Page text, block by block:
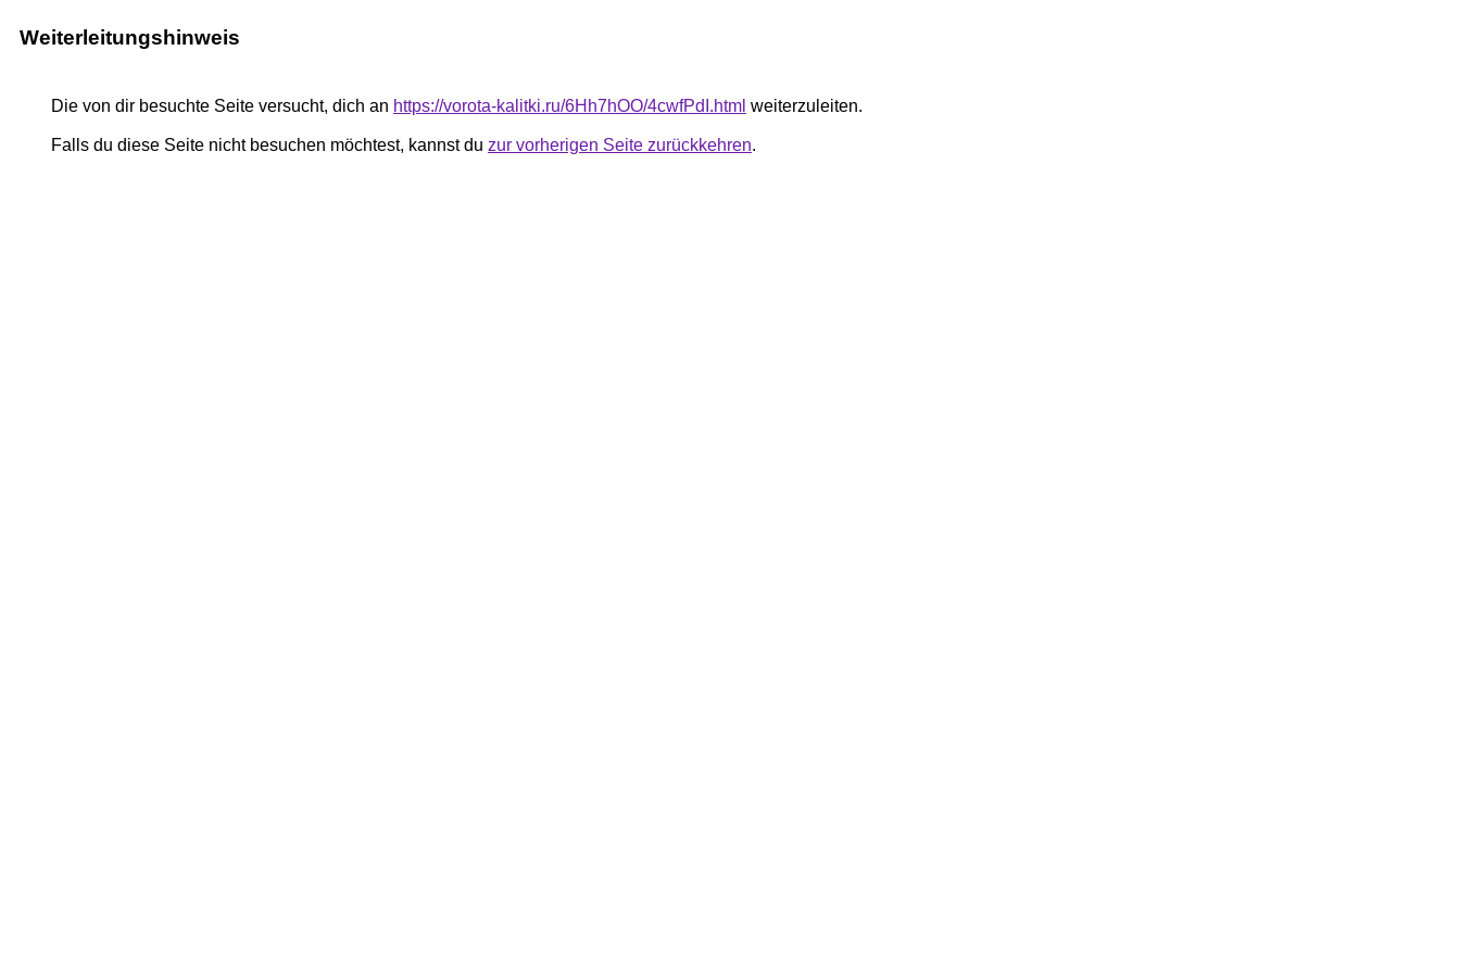
Weiterleitungshinweis
Die von dir besuchte Seite versucht, dich an https://vorota-kalitki.ru/6Hh7hOO/4cwfPdI.html weiterzuleiten.
Falls du diese Seite nicht besuchen möchtest, kannst du zur vorherigen Seite zurückkehren.